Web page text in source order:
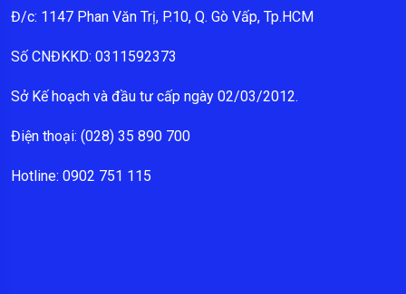
Đ/c: 1147 Phan Văn Trị, P.10, Q. Gò Vấp, Tp.HCM
Số CNĐKKD: 0311592373
Sở Kế hoạch và đầu tư cấp ngày 02/03/2012.
Điện thoại: (028) 35 890 700
Hotline: 0902 751 115